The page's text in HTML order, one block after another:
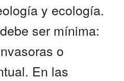
y ecología.
ser mínima:
o
En las